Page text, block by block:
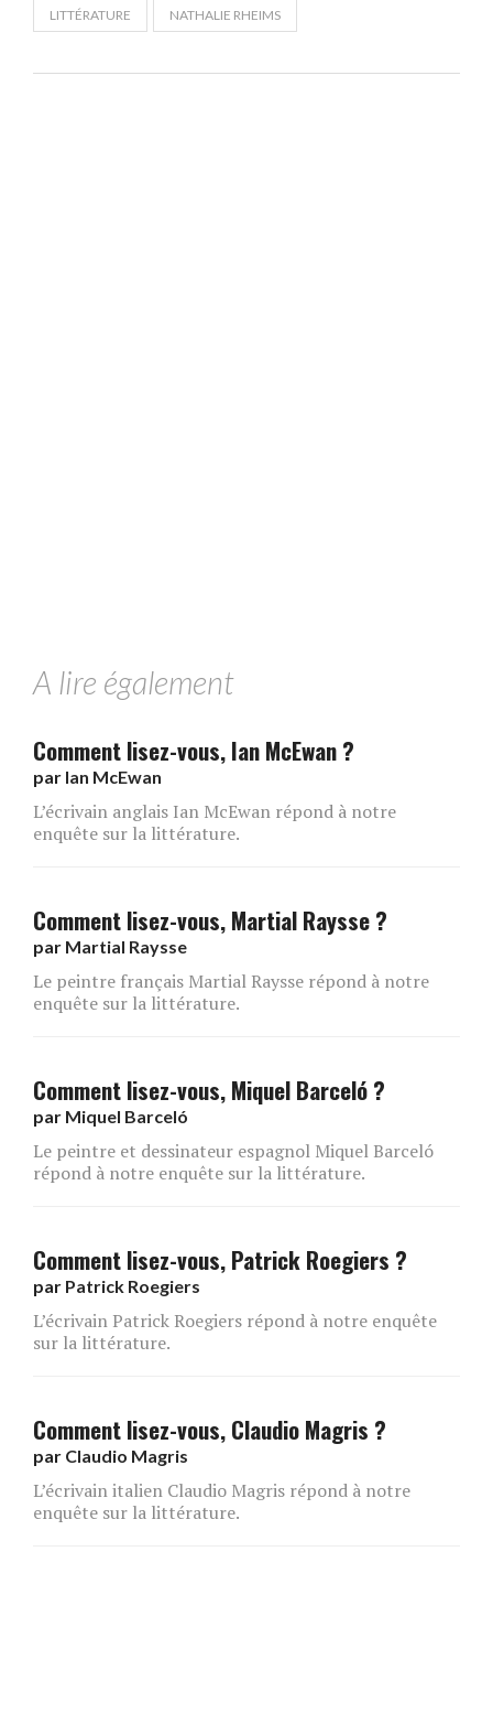
LITTÉRATURE NATHALIE RHEIMS
A lire également
Comment lisez-vous, Ian McEwan ?
par Ian McEwan
L’écrivain anglais Ian McEwan répond à notre
enquête sur la littérature.
Comment lisez-vous, Martial Raysse ?
par Martial Raysse
Le peintre français Martial Raysse répond à notre
enquête sur la littérature.
Comment lisez-vous, Miquel Barceló ?
par Miquel Barceló
Le peintre et dessinateur espagnol Miquel Barceló
répond à notre enquête sur la littérature.
Comment lisez-vous, Patrick Roegiers ?
par Patrick Roegiers
L’écrivain Patrick Roegiers répond à notre enquête
sur la littérature.
Comment lisez-vous, Claudio Magris ?
par Claudio Magris
L’écrivain italien Claudio Magris répond à notre
enquête sur la littérature.